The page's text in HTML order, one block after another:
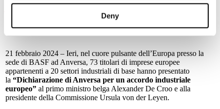
Deny
italiano ed europeo con Asso
21 febbraio 2024 – Ieri, nel cuore pulsante dell’Europa presso la
sede di BASF ad Anversa, 73 titolari di imprese europee
appartenenti a 20 settori industriali di base hanno presentato
la “Dichiarazione di Anversa per un accordo industriale
europeo” al primo ministro belga Alexander De Croo e alla
presidente della Commissione Ursula von der Leyen.